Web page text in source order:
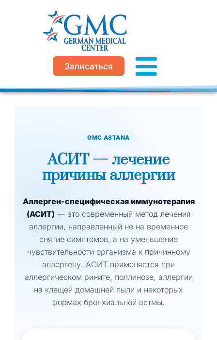
содержимому
Записаться
GMC ASTANA
АСИТ — лечение
причины аллергии
Аллерген-специфическая иммунотерапия
(АСИТ) — это современный метод лечения
аллергии, направленный не на временное
снятие симптомов, а на уменьшение
чувствительности организма к причинному
аллергену. АСИТ применяется при
аллергическом рините, поллинозе, аллергии
на клещей домашней пыли и некоторых
формах бронхиальной астмы.